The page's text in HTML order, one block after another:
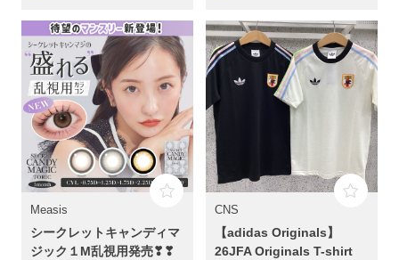
Measis
シークレットキャンディマ
ジック１M乱視用発売❣❣
CNS
【adidas Originals】
26JFA Originals T-shirt